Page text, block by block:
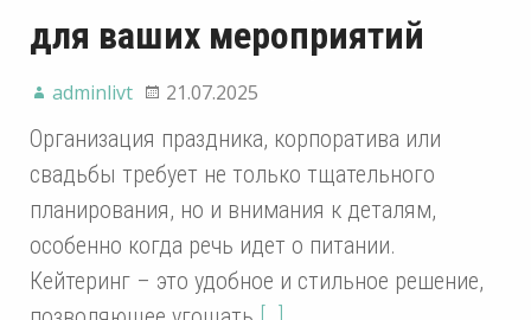
для ваших мероприятий
adminlivt 21.07.2025
Организация праздника, корпоратива или
свадьбы требует не только тщательного
планирования, но и внимания к деталям,
особенно когда речь идет о питании.
Кейтеринг – это удобное и стильное решение,